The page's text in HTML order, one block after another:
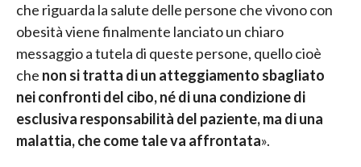
che riguarda la salute delle persone che vivono con
obesità viene finalmente lanciato un chiaro
messaggio a tutela di queste persone, quello cioè
che non si tratta di un atteggiamento sbagliato
nei confronti del cibo, né di una condizione di
esclusiva responsabilità del paziente, ma di una
malattia, che come tale va affrontata».